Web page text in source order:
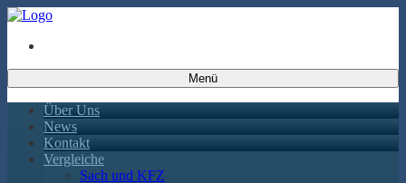
Menü
Über Uns
News
Kontakt
Vergleiche
Sach und KFZ